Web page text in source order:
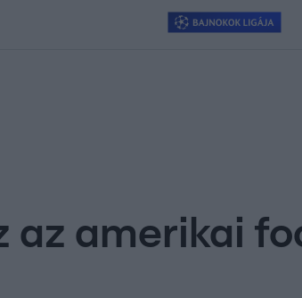
Exek csatája 2026
az amerikai